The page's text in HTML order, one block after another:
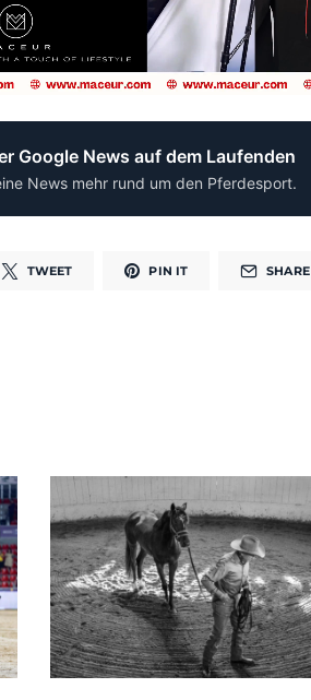
Google News auf dem Laufenden
News mehr rund um den Pferdesport.
TWEET PIN IT SHARE